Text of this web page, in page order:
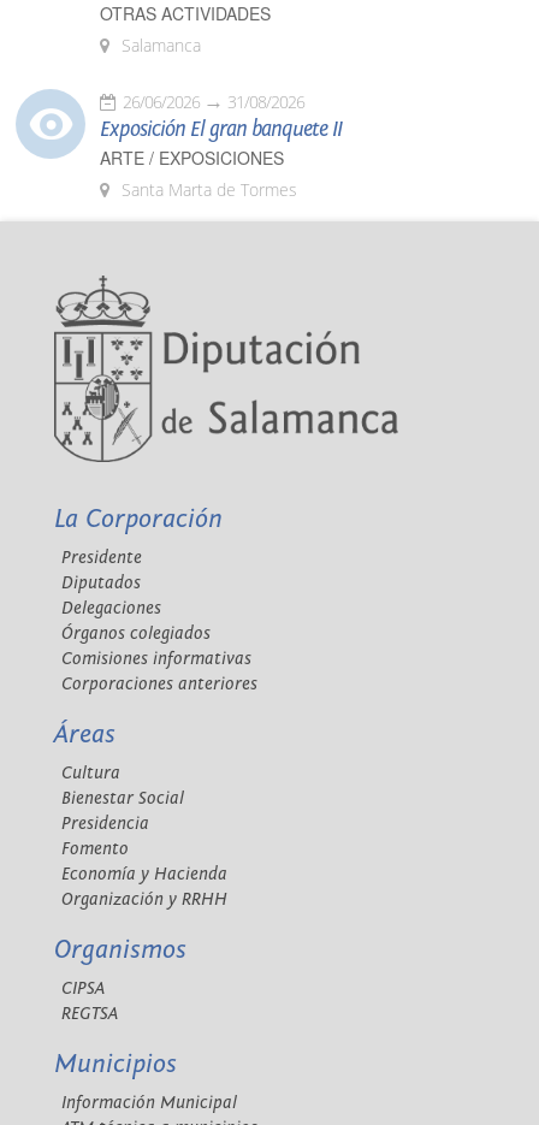
OTRAS ACTIVIDADES
Salamanca
26/06/2026 31/08/2026
Exposición El gran banquete II
ARTE / EXPOSICIONES
Santa Marta de Tormes
La Corporación
Presidente
Diputados
Delegaciones
Órganos colegiados
Comisiones informativas
Corporaciones anteriores
Áreas
Cultura
Bienestar Social
Presidencia
Fomento
Economía y Hacienda
Organización y RRHH
Organismos
CIPSA
REGTSA
Municipios
Información Municipal